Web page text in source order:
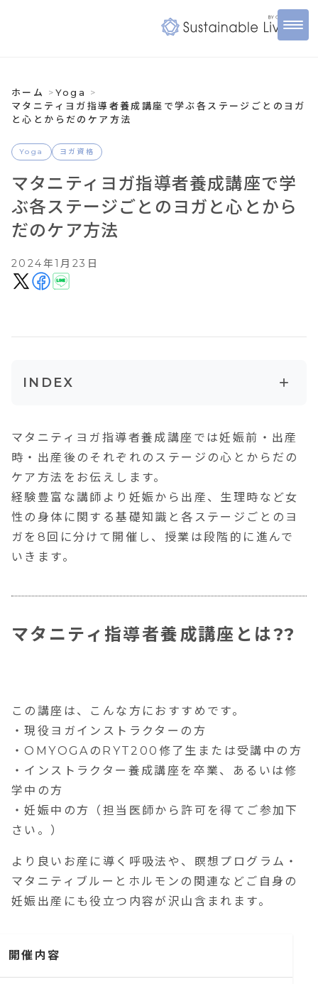
ホーム
Yoga
マタニティヨガ指導者養成講座で学ぶ各ステージごとのヨガ
と心とからだのケア方法
Yoga ヨガ資格
マタニティヨガ指導者養成講座で学
ぶ各ステージごとのヨガと心とから
だのケア方法
2024年1月23日
INDEX +
マタニティ期の女性の身体を知る
マタニティ期の緩和と休息を学ぶ
産後３日から可能！体型が戻るコアトレを学
び、実践
受講生の声
今回お話しした講座について
マタニティヨガ指導者養成講座では妊娠前・出産
時・出産後のそれぞれのステージの心とからだの
ケア方法をお伝えします。
経験豊富な講師より妊娠から出産、生理時など女
性の身体に関する基礎知識と各ステージごとのヨ
ガを8回に分けて開催し、授業は段階的に進んで
いきます。
マタニティ指導者養成講座とは??
この講座は、こんな方におすすめです。
・現役ヨガインストラクターの方
・OMYOGAのRYT200修了生または受講中の方
・インストラクター養成講座を卒業、あるいは修
学中の方
・妊娠中の方（担当医師から許可を得てご参加下
さい。）
より良いお産に導く呼吸法や、瞑想プログラム・
マタニティブルーとホルモンの関連などご自身の
妊娠出産にも役立つ内容が沢山含まれます。
開催内容